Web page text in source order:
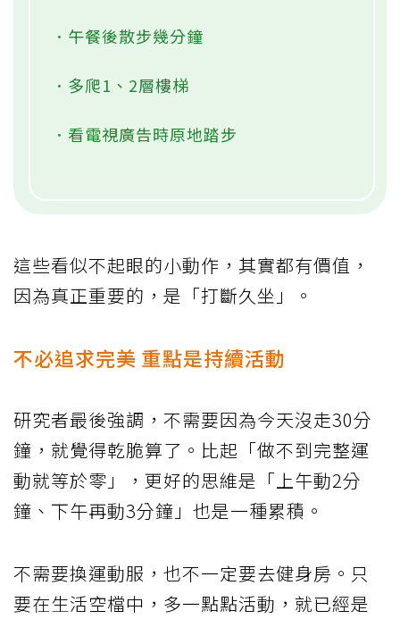
．午餐後散步幾分鐘
．多爬1、2層樓梯
．看電視廣告時原地踏步
這些看似不起眼的小動作，其實都有價值，
因為真正重要的，是「打斷久坐」。
不必追求完美 重點是持續活動
研究者最後強調，不需要因為今天沒走30分
鐘，就覺得乾脆算了。比起「做不到完整運
動就等於零」，更好的思維是「上午動2分
鐘、下午再動3分鐘」也是一種累積。
不需要換運動服，也不一定要去健身房。只
要在生活空檔中，多一點點活動，就已經是